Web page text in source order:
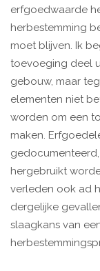
erfgoedwaarde
herbestemming
moet blijven. Ik
toevoeging deel
gebouw, maar
elementen niet
worden om een
maken.
hergebruikt
verleden ook ad
dergelijke
slaagkans van